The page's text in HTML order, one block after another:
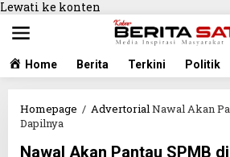
Lewati ke konten
Home Berita Terkini Politik
Homepage / AdvertorialNawal Akan
Dapilnya
Nawal Akan Pantau SPMB